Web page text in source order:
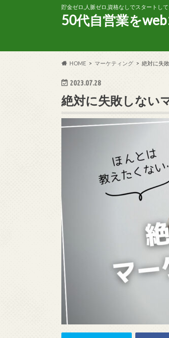
貯金ゼロ,人脈ゼロ,資格なしでスタートし
50代自営業を
HOME マーケティング 絶対に失
2023.07.28
絶対に失敗しない